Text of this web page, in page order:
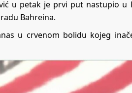
u petak je prvi put nastupio u
Bahreina.
u crvenom bolidu kojeg